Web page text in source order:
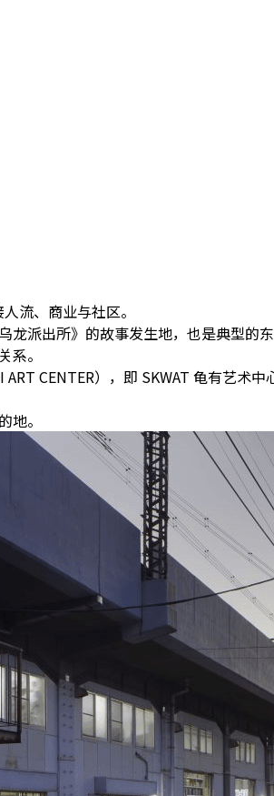
流、商业与社区。
龙派出所》的故事发生地，也是典型
系。
CENTER），即 SKWAT 龟有艺术中
地。